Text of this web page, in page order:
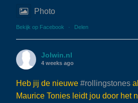
Photo
Bekijk op Facebook · Delen
Jolwin.nl
4 weeks ago
Heb jij de nieuwe #rollingstones
Maurice Tonies leidt jou door het